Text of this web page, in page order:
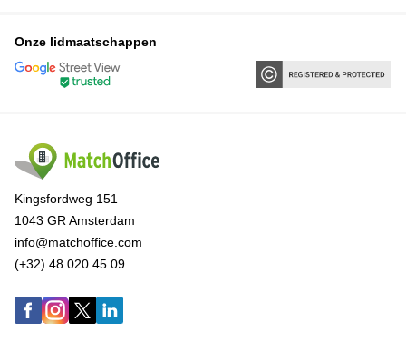
Onze lidmaatschappen
Kingsfordweg 151
1043 GR Amsterdam
info@matchoffice.com
(+32) 48 020 45 09